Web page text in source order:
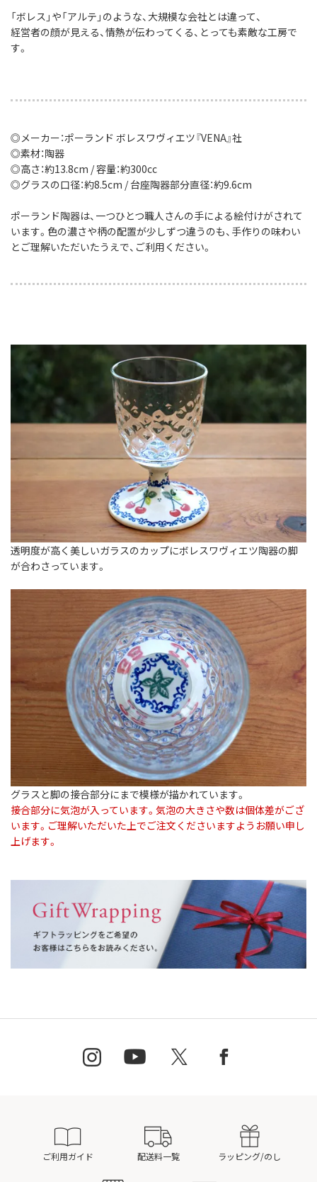
「ボレス」や「アルテ」のような、大規模な会社とは違って、
経営者の顔が見える、情熱が伝わってくる、とっても素敵な工房で
す。
◎メーカー：ポーランド ボレスワヴィエツ『VENA』社
◎素材：陶器
◎高さ：約13.8cm / 容量：約300cc
◎グラスの口径：約8.5cm / 台座陶器部分直径：約9.6cm
ポーランド陶器は、一つひとつ職人さんの手による絵付けがされて
います。色の濃さや柄の配置が少しずつ違うのも、手作りの味わい
とご理解いただいたうえで、ご利用ください。
透明度が高く美しいガラスのカップにボレスワヴィエツ陶器の脚
が合わさっています。
グラスと脚の接合部分にまで模様が描かれています。
接合部分に気泡が入っています。気泡の大きさや数は個体差がござ
います。ご理解いただいた上でご注文くださいますようお願い申し
上げます。
ご利用ガイド 配送料一覧 ラッピング/のし